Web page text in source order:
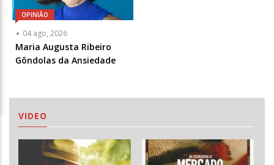
OPINIÃO
04 ago, 2026
Articulista
ou
Chamada
Maria Augusta Ribeiro
Gôndolas da Ansiedade
VIDEO